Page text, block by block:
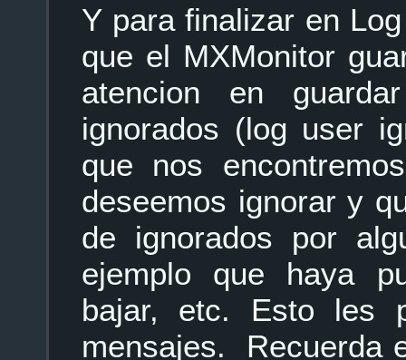
Y para finalizar en
que el MXMonitor
atencion en
ignorados (log user
que nos
deseemos ignorar y
de ignorados por
ejemplo que haya
bajar, etc. Esto les
mensajes. Recuerda